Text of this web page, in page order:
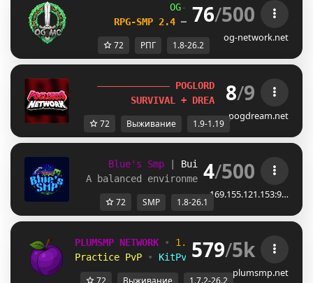
OG- Network | 1.8 - 26.2
RPG-SMP 2.4 ─ NEW DAILY QUESTS
76/500
og-network.net
72 РПГ 1.8-26.2
POGL ORD NE T [ 1.9-1.19
SURVIVAL + DREA MP + N
8/9
pogdream.net
72 Выживание 1.9-1.19
Blue's Smp Build-Claims
1.8 -
A balanced environment for multiplayer
4/500
169.155.121.153:9…
72 SMP 1.8-26.1
PLUMSMP NETWORK • 1.7.2 ➜ 26.2
Practice PvP
• KitPvP • Lifesteal
579/5k
plumsmp.net